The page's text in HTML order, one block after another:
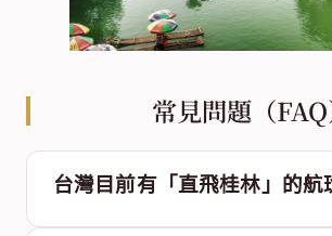
常見問題（FAQ
台灣目前有「直飛桂林」的航